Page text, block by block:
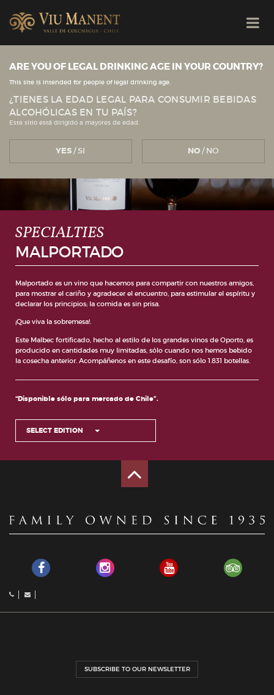
SPECIALTIES
MALPORTADO
Malportado es un vino que hacemos para compartir con nuestros amigos,
para mostrar el cariño y agradecer el encuentro, para estimular el espíritu y
declarar los principios; la comida es sin prisa.
¡Que viva la sobremesa!.
Este Malbec fortificado, hecho al estilo de los grandes vinos de Oporto, es
producido en cantidades muy limitadas, sólo cuando nos hemos bebido
la cosecha anterior. Acompáñenos en este desafío, son sólo 1.831 botellas.
“Disponible sólo para mercado de Chile”.
SELECT EDITION
SUBSCRIBE TO OUR NEWSLETTER
ARE YOU OF LEGAL DRINKING AGE IN YOUR COUNTRY?
This site is intended for people of legal drinking age.
¿TIENES LA EDAD LEGAL PARA CONSUMIR BEBIDAS
ALCOHÓLICAS EN TU PAÍS?
Este sitio está dirigido a mayores de edad.
YES/ SI NO/ NO